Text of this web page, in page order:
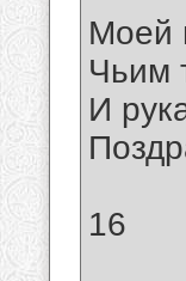
Моей
Чьим
И
16